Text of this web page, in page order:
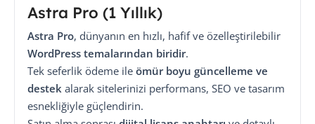
Astra Pro (1 Yıllık)
Astra Pro, dünyanın en hızlı, hafif ve özelleştirilebilir
WordPress temalarından biridir.
Tek seferlik ödeme ile ömür boyu güncelleme ve
destek alarak sitelerinizi performans, SEO ve tasarım
esnekliğiyle güçlendirin.